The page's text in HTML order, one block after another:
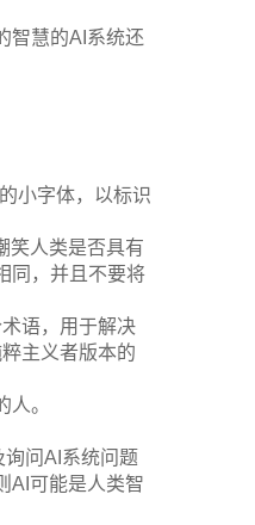
智慧的AI系统还
小字体，以标识
笑人类是否具有
同，并且不要将
语，用于解决
主义者版本的
。
问AI系统问题
AI可能是人类智